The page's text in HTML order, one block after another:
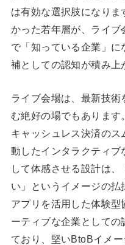
は有効な選択肢になり
かった若年層が、ライブ
で「知っている企業」
補としての認知が積み上
ライブ会場は、最新技
む絶好の場でもあります
キャッシュレス決済の
動したインタラクティブ
して体感させる設計は
い」というイメージの
アプリを活用した体験
ーティブな企業として
ており、堅いBtoBイメ